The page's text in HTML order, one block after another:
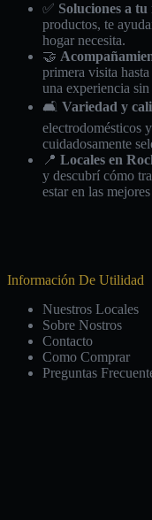
✅ Soluciones a
productos, te
hogar necesita.
🤝
primera visita
una experiencia
🛋️ Variedad y
electrodomésticos
cuidadosamente
📍 Locales en
y descubrí cómo
estar en las
Información De Utilidad
Nuestros Locales
Sobre Nostros
Contacto
Como Comprar
Preguntas